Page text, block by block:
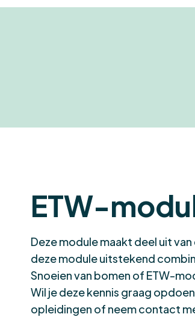
ETW-
Deze module maakt deel uit van
deze module uitstekend
Snoeien van bomen of ETW-
Wil je deze kennis graag
opleidingen of neemcontact